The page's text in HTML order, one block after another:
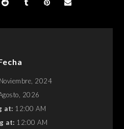
2024
2026
at: 12:00 AM
at: 12:00 AM